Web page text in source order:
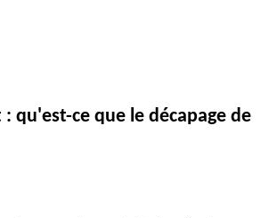
: qu'est-ce que le décapage de